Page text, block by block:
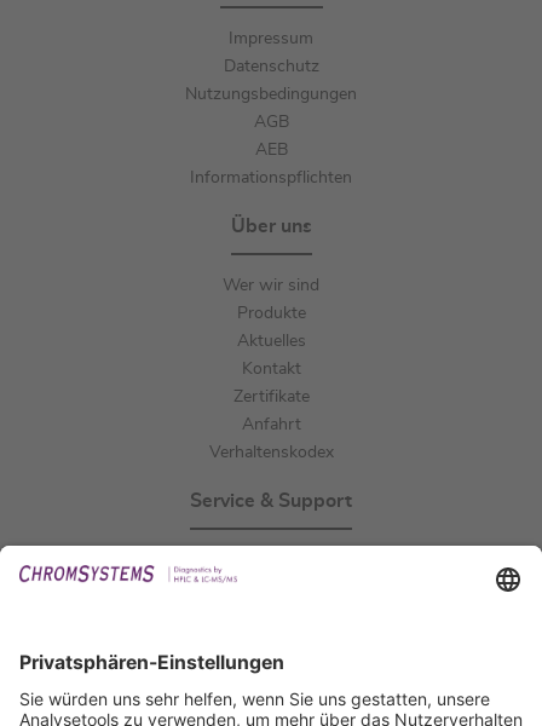
Impressum
Datenschutz
Nutzungsbedingungen
AGB
AEB
Informationspflichten
Über uns
Wer wir sind
Produkte
Aktuelles
Kontakt
Zertifikate
Anfahrt
Verhaltenskodex
Service & Support
IFU anfordern
Zertifizierungen